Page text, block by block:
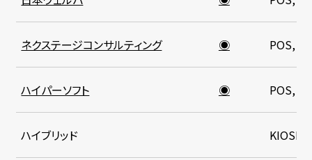
ネクステージコンサルティング ◉ POS,
ハイパーソフト ◉ POS,
ハイブリッド KIOSK